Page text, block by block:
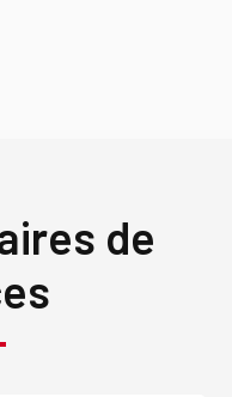
de